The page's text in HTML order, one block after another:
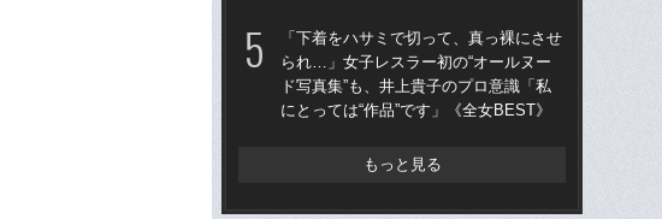
「下着をハサミで切って、真っ裸にさせ
られ…」女子レスラー初の“オールヌー
ド写真集”も、井上貴子のプロ意識「私
にとっては“作品”です」《全女BEST》
もっと見る